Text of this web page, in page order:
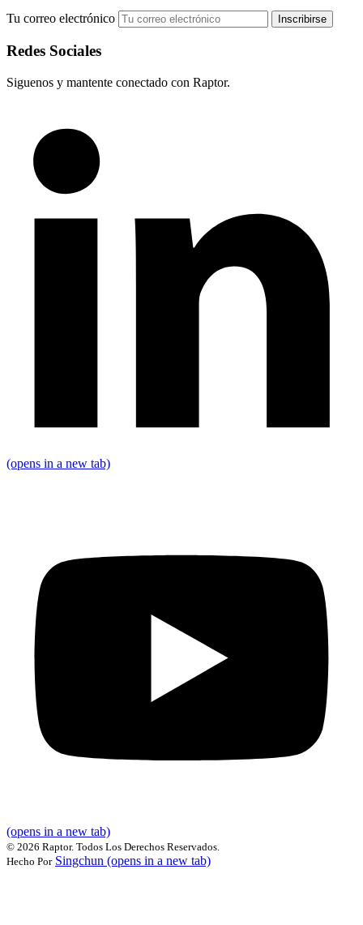
Tu correo electrónico
Redes Sociales
Siguenos y mantente conectado con Raptor.
(opens in a new tab)
(opens in a new tab)
© 2026 Raptor. Todos Los Derechos Reservados.
Hecho Por Singchun (opens in a new tab)